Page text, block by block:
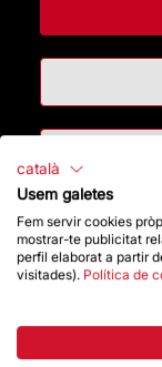
Destacats
La Fundació
català
Usem galetes
Fem servir cookies
mostrar-te publicitat
perfil elaborat a partir
visitades). Política de